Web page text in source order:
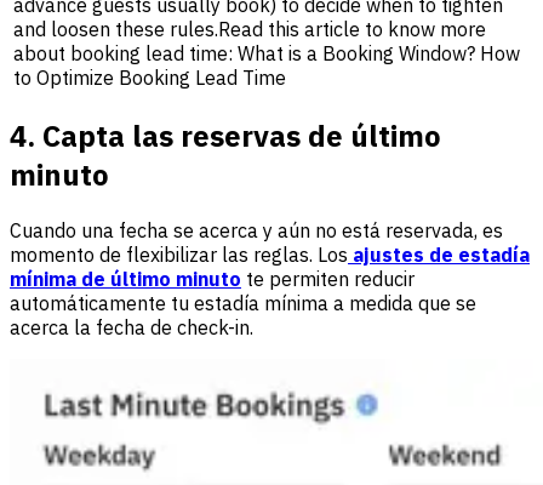
and loosen these rules.Read this article to know more
about booking lead time: What is a Booking Window? How
to Optimize Booking Lead Time
4. Capta las reservas de último
minuto
Cuando una fecha se acerca y aún no está reservada, es
momento de flexibilizar las reglas. Los ajustes de estadía
mínima de último minuto te permiten reducir
automáticamente tu estadía mínima a medida que se
acerca la fecha de check-in.